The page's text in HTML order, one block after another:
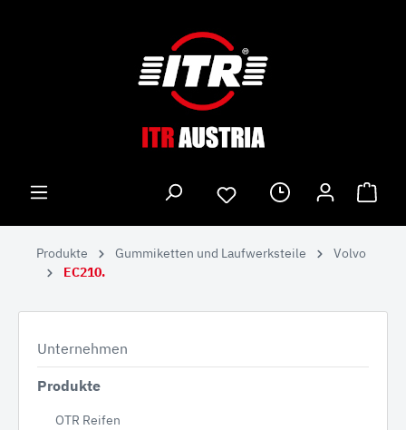
Produkte Gummiketten und Laufwerksteile
Volvo
EC210.
Unternehmen
Produkte
OTR Reifen